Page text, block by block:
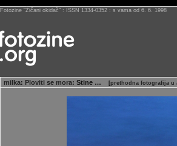
Fotozine “Žičani okidač” : ISSN 1334-0352 : s vama od 6. 6. 1998
milka: Ploviti se mora: Stine … [prethodna fotografija u